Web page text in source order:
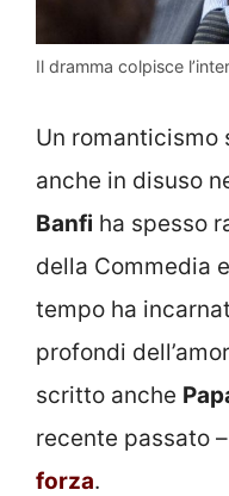
Il dramma colpisce
Un romanticismo
anche in disuso
Banfi ha spesso
della Commedia
tempo ha
profondi
scritto anche
recente passato –
forza.